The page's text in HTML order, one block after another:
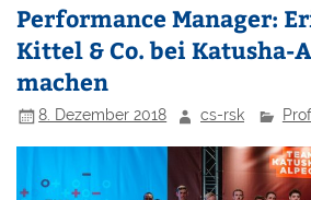
Performance Manager:
Kittel & Co. bei Katusha-
machen
8. Dezember 2018 cs-rsk